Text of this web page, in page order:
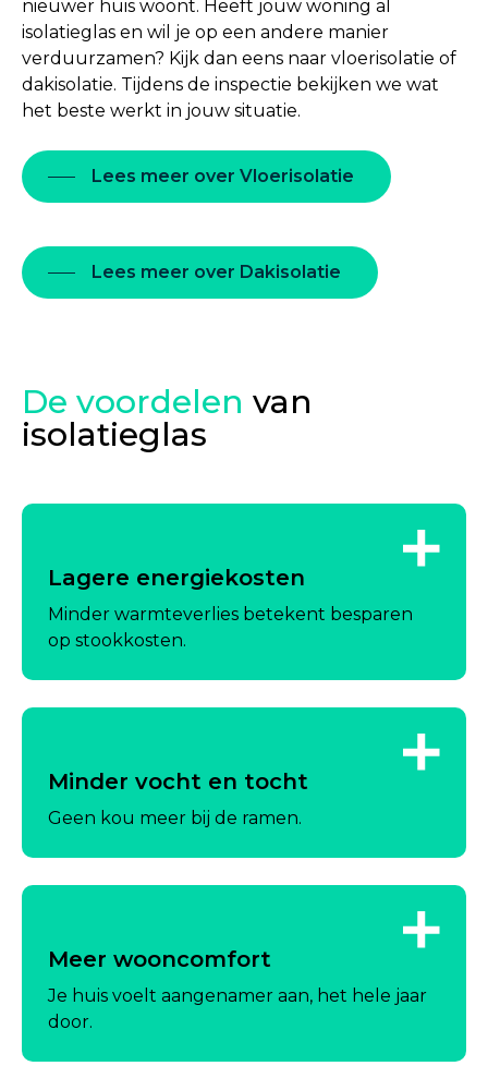
nieuwer huis woont. Heeft jouw woning al
isolatieglas en wil je op een andere manier
verduurzamen? Kijk dan eens naar vloerisolatie of
dakisolatie. Tijdens de inspectie bekijken we wat
het beste werkt in jouw situatie.
Lees meer over Vloerisolatie
Lees meer over Dakisolatie
De voordelen van
isolatieglas
Lagere energiekosten
Minder warmteverlies betekent besparen
op stookkosten.
Minder vocht en tocht
Geen kou meer bij de ramen.
Meer wooncomfort
Je huis voelt aangenamer aan, het hele jaar
door.